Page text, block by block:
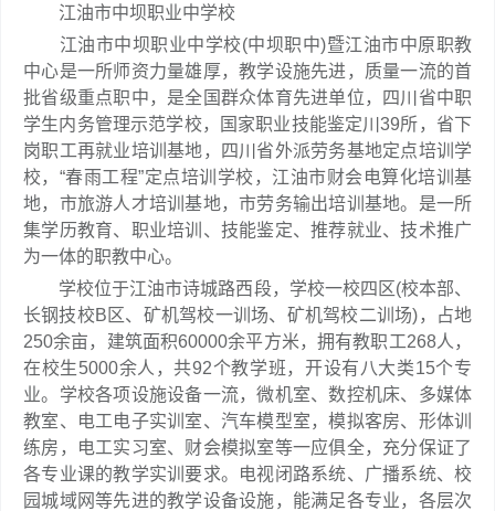
江油市中坝职业中学校
江油市中坝职业中学校(中坝职中)暨江油市中原职教
中心是一所师资力量雄厚，教学设施先进，质量一流的首
批省级重点职中，是全国群众体育先进单位，四川省中职
学生内务管理示范学校，国家职业技能鉴定川39所，省下
岗职工再就业培训基地，四川省外派劳务基地定点培训学
校，“春雨工程”定点培训学校，江油市财会电算化培训基
地，市旅游人才培训基地，市劳务输出培训基地。是一所
集学历教育、职业培训、技能鉴定、推荐就业、技术推广
为一体的职教中心。
学校位于江油市诗城路西段，学校一校四区(校本部、
长钢技校B区、矿机驾校一训场、矿机驾校二训场)，占地
250余亩，建筑面积60000余平方米，拥有教职工268人，
在校生5000余人，共92个教学班，开设有八大类15个专
业。学校各项设施设备一流，微机室、数控机床、多媒体
教室、电工电子实训室、汽车模型室，模拟客房、形体训
练房，电工实习室、财会模拟室等一应俱全，充分保证了
各专业课的教学实训要求。电视闭路系统、广播系统、校
园城域网等先进的教学设备设施，能满足各专业，各层次